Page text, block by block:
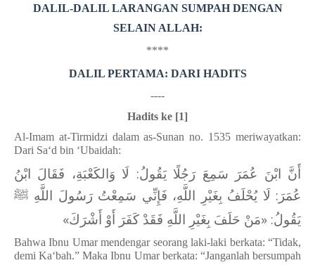
DALIL-DALIL LARANGAN SUMPAH DENGAN
SELAIN ALLAH:
****
DALIL PERTAMA: DARI HADITS
----
Hadits ke [1]
Al-Imam at-Tirmidzi dalam as-Sunan no. 1535 meriwayatkan:
Dari Sa‘d bin ‘Ubaidah:
أَنَّ ابْنَ عُمَرَ سَمِعَ رَجُلًا يَقُولُ: لَا وَالكَعْبَةِ، فَقَالَ ابْنُ
عُمَرَ: لَا يُحْلَفُ بِغَيْرِ اللَّهِ، فَإِنِّي سَمِعْتُ رَسُولَ اللَّهِ ﷺ
يَقُولُ: «‌مَنْ ‌حَلَفَ ‌بِغَيْرِ ‌اللَّهِ ‌فَقَدْ ‌كَفَرَ ‌أَوْ ‌أَشْرَكَ»
Bahwa Ibnu Umar mendengar seorang laki-laki berkata: “Tidak,
demi Ka‘bah.” Maka Ibnu Umar berkata: “Janganlah bersumpah